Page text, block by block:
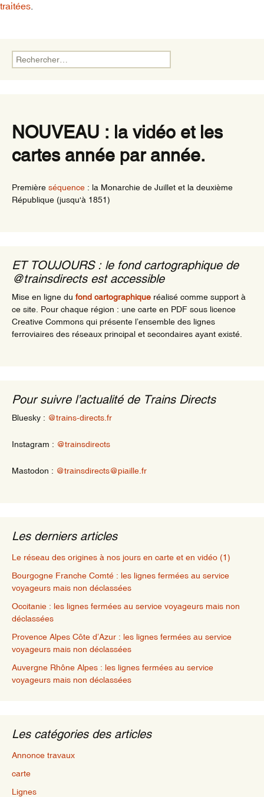
traitées
Rechercher :
NOUVEAU : la vidéo et les
cartes année par année.
Première séquence : la Monarchie de Juillet et la deuxième
République (jusqu'à 1851)
ET TOUJOURS : le fond cartographique de
@trainsdirects est accessible
Mise en ligne du fond cartographique réalisé comme support à
ce site. Pour chaque région : une carte en PDF sous licence
Creative Commons qui présente l’ensemble des lignes
ferroviaires des réseaux principal et secondaires ayant existé.
Pour suivre l’actualité de Trains Directs
Bluesky : @trains-directs.fr
Instagram : @trainsdirects
Mastodon : @trainsdirects@piaille.fr
Les derniers articles
Le réseau des origines à nos jours en carte et en vidéo (1)
Bourgogne Franche Comté : les lignes fermées au service
voyageurs mais non déclassées
Occitanie : les lignes fermées au service voyageurs mais non
déclassées
Provence Alpes Côte d’Azur : les lignes fermées au service
voyageurs mais non déclassées
Auvergne Rhône Alpes : les lignes fermées au service
voyageurs mais non déclassées
Les catégories des articles
Annonce travaux
carte
Lignes